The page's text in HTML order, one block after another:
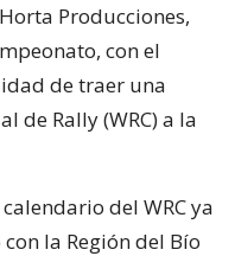
Producciones,
con el
de traer una
de Rally (WRC) a la
del WRC ya
la Región del Bío